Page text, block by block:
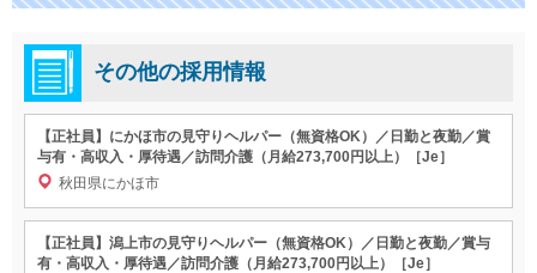
その他の採用情報
【正社員】にかほ市の見守りヘルパー（無資格OK）／日勤と夜勤／賞
与有・高収入・厚待遇／訪問介護（月給273,700円以上）［Je］
秋田県にかほ市
【正社員】潟上市の見守りヘルパー（無資格OK）／日勤と夜勤／賞与
有・高収入・厚待遇／訪問介護（月給273,700円以上）［Je］